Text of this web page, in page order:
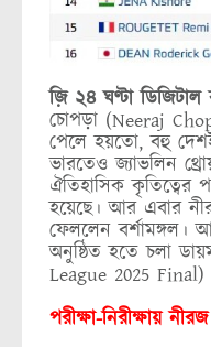
জ়ি ২৪ ঘণ্টা ডিজিটাল
চোপড়া (Neeraj
পেলে হয়তো, বহু
ভারতেও জ্যাভলিন
ঐতিহাসিক কৃতিত্বের
হয়েছে। আর এবার
ফেললেন
অনুষ্ঠিত হতে চলা
League 2025 Final)
পরীক্ষা-নিরীক্ষায় নীরজ